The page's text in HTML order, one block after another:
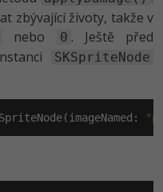
zbývající životy, takže v
nebo 0 . Ještě před
SKSpriteNode